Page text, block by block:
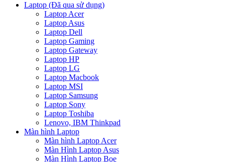
Laptop (Đã qua sử dụng)
Laptop Acer
Laptop Asus
Laptop Dell
Laptop Gaming
Laptop Gateway
Laptop HP
Laptop LG
Laptop Macbook
Laptop MSI
Laptop Samsung
Laptop Sony
Laptop Toshiba
Lenovo, IBM Thinkpad
Màn hình Laptop
Màn hình Laptop Acer
Màn Hình Laptop Asus
Màn Hình Laptop Boe